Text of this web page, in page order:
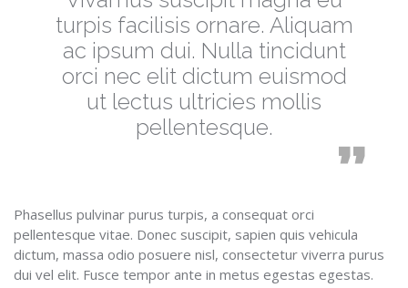
turpis facilisis ornare. Aliquam
ac ipsum dui. Nulla tincidunt
orci nec elit dictum euismod
ut lectus ultricies mollis
pellentesque.
Phasellus pulvinar purus turpis, a consequat orci
pellentesque vitae. Donec suscipit, sapien quis vehicula
dictum, massa odio posuere nisl, consectetur viverra purus
dui vel elit. Fusce tempor ante in metus egestas egestas.